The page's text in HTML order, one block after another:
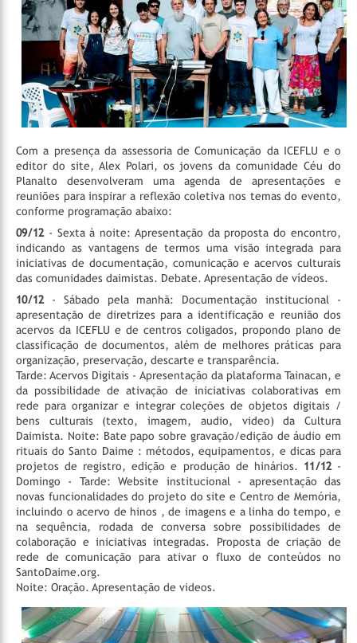
Com a presença da assessoria de Comunicação da ICEFLU e o
editor do site, Alex Polari, os jovens da comunidade Céu do
Planalto desenvolveram uma agenda de apresentações e
reuniões para inspirar a reflexão coletiva nos temas do evento,
conforme programação abaixo:
09/12 - Sexta à noite: Apresentação da proposta do encontro,
indicando as vantagens de termos uma visão integrada para
iniciativas de documentação, comunicação e acervos culturais
das comunidades daimistas. Debate. Apresentação de vídeos.
10/12- Sábado pela manhã: Documentação institucional -
apresentação de diretrizes para a identificação e reunião dos
acervos da ICEFLU e de centros coligados, propondo plano de
classificação de documentos, além de melhores práticas para
organização, preservação, descarte e transparência.
Tarde: Acervos Digitais - Apresentação da plataforma Tainacan, e
da possibilidade de ativação de iniciativas colaborativas em
rede para organizar e integrar coleções de objetos digitais /
bens culturais (texto, imagem, audio, video) da Cultura
Daimista. Noite: Bate papo sobre gravação/edição de áudio em
rituais do Santo Daime : métodos, equipamentos, e dicas para
projetos de registro, edição e produção de hinários. 11/12-
Domingo - Tarde: Website institucional - apresentação das
novas funcionalidades do projeto do site e Centro de Memória,
incluindo o acervo de hinos , de imagens e a linha do tempo, e
na sequência, rodada de conversa sobre possibilidades de
colaboração e iniciativas integradas. Proposta de criação de
rede de comunicação para ativar o fluxo de conteúdos no
SantoDaime.org.
Noite: Oração. Apresentação de videos.